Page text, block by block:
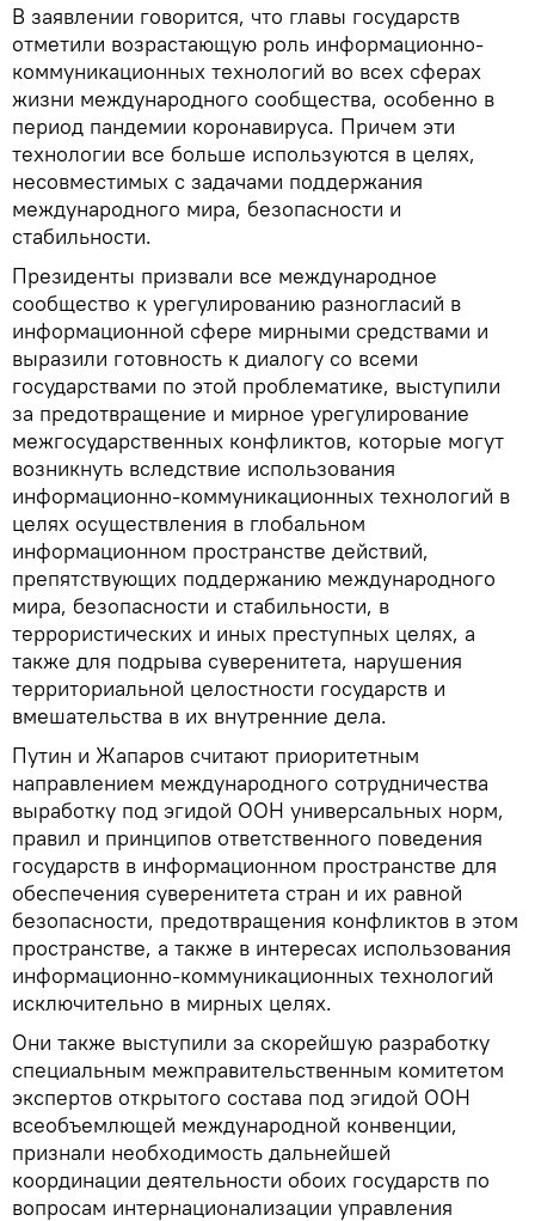
В заявлении говорится, что главы государств
отметили возрастающую роль информационно-
коммуникационных технологий во всех сферах
жизни международного сообщества, особенно в
период пандемии коронавируса. Причем эти
технологии все больше используются в целях,
несовместимых с задачами поддержания
международного мира, безопасности и
стабильности.
Президенты призвали все международное
сообщество к урегулированию разногласий в
информационной сфере мирными средствами и
выразили готовность к диалогу со всеми
государствами по этой проблематике, выступили
за предотвращение и мирное урегулирование
межгосударственных конфликтов, которые могут
возникнуть вследствие использования
информационно-коммуникационных технологий в
целях осуществления в глобальном
информационном пространстве действий,
препятствующих поддержанию международного
мира, безопасности и стабильности, в
террористических и иных преступных целях, а
также для подрыва суверенитета, нарушения
территориальной целостности государств и
вмешательства в их внутренние дела.
Путин и Жапаров считают приоритетным
направлением международного сотрудничества
выработку под эгидой ООН универсальных норм,
правил и принципов ответственного поведения
государств в информационном пространстве для
обеспечения суверенитета стран и их равной
безопасности, предотвращения конфликтов в этом
пространстве, а также в интересах использования
информационно-коммуникационных технологий
исключительно в мирных целях.
Они также выступили за скорейшую разработку
специальным межправительственным комитетом
экспертов открытого состава под эгидой ООН
всеобъемлющей международной конвенции,
признали необходимость дальнейшей
координации деятельности обоих государств по
вопросам интернационализации управления